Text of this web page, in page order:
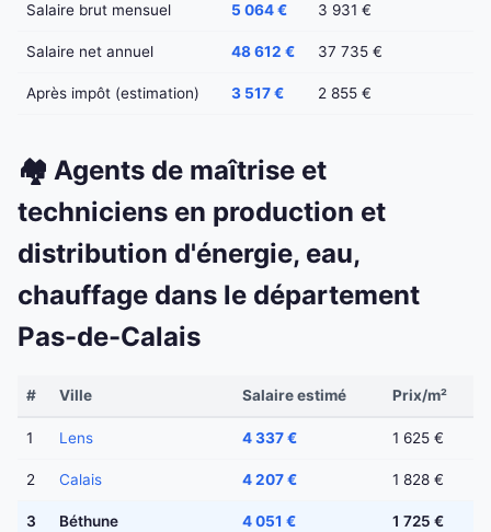
Salaire brut mensuel 5 064 € 3 931 €
Salaire net annuel 48 612 € 37 735 €
Après impôt (estimation) 3 517 € 2 855 €
🏘️ Agents de maîtrise et
techniciens en production et
distribution d'énergie, eau,
chauffage dans le département
Pas-de-Calais
# Ville Salaire estimé Prix/m²
1 Lens 4 337 € 1 625 €
2 Calais 4 207 € 1 828 €
3 Béthune 4 051 € 1 725 €